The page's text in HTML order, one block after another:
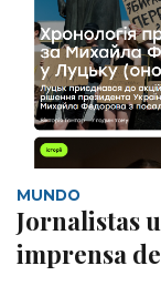
MUNDO
Jornalistas
imprensa